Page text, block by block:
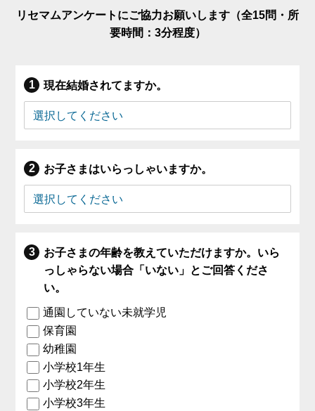
リセマムアンケートにご協力お願いします（全15問・所
要時間：3分程度）
現在結婚されてますか。
お子さまはいらっしゃいますか。
お子さまの年齢を教えていただけますか。いら
っしゃらない場合「いない」とご回答くださ
い。
通園していない未就学児
保育園
幼稚園
小学校1年生
小学校2年生
小学校3年生